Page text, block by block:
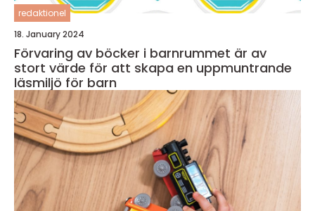
redaktionel
18. January 2024
Förvaring av böcker i barnrummet är av
stort värde för att skapa en uppmuntrande
läsmiljö för barn